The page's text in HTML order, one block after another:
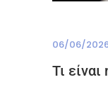
06/06/
Τι